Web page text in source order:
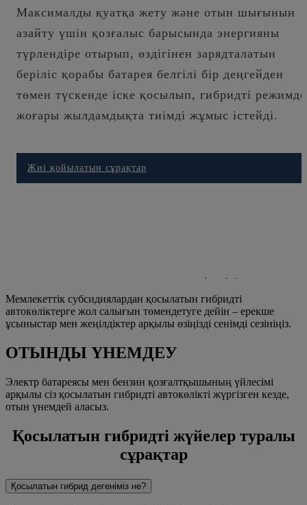
Максималды қуатқа жету және отын шығынын
азайту үшін қозғалыс барысында энергияны
түрлендіре отырып, өздігінен зарядталатын
беріліс қорабы батарея белгілі бір деңгейден
төмен түскенде іске қосылып, гибридті режимде
жоғары жылдамдықта тиімді жұмыс істейді.
Жиі қойылатын сұрақтар
артықшылықтар бар?
ИКЕМДІ ҚАРЖЫЛАНДЫРУ
Мемлекеттік субсидиялардан қосылатын гибридті
автокөліктерге жол салығын төмендетуге дейін – ерекше
ұсыныстар мен жеңілдіктер арқылы өзіңізді сенімді сезініңіз.
ОТЫНДЫ ҮНЕМДЕУ
Электр батареясы мен бензин қозғалтқышының үйлесімі
арқылы сіз қосылатын гибридті автокөлікті жүргізген кезде,
отын үнемдей аласыз.
Қосылатын гибридті жүйелер туралы
сұрақтар
Қосылатын гибрид дегеніміз не?